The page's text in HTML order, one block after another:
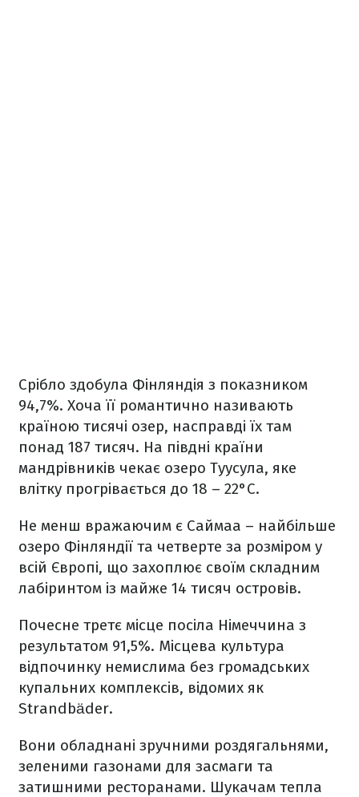
Срібло здобула Фінляндія з показником
94,7%. Хоча її романтично називають
країною тисячі озер, насправді їх там
понад 187 тисяч. На півдні країни
мандрівників чекає озеро Туусула, яке
влітку прогрівається до 18 – 22°C.
Не менш вражаючим є Саймаа – найбільше
озеро Фінляндії та четверте за розміром у
всій Європі, що захоплює своїм складним
лабіринтом із майже 14 тисяч островів.
Почесне третє місце посіла Німеччина з
результатом 91,5%. Місцева культура
відпочинку немислима без громадських
купальних комплексів, відомих як
Strandbäder.
Вони обладнані зручними роздягальнями,
зеленими газонами для засмаги та
затишними ресторанами. Шукачам тепла